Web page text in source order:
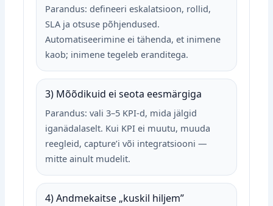
Parandus: defineeri eskalatsioon, rollid,
SLA ja otsuse põhjendused.
Automatiseerimine ei tähenda, et inimene
kaob; inimene tegeleb eranditega.
3) Mõõdikuid ei seota eesmärgiga
Parandus: vali 3–5 KPI‑d, mida jälgid
iganädalaselt. Kui KPI ei muutu, muuda
reegleid, capture’i või integratsiooni —
mitte ainult mudelit.
4) Andmekaitse „kuskil hiljem”